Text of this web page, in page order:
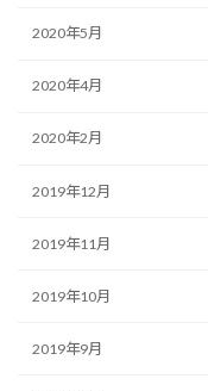
2020年5月
2020年4月
2020年2月
2019年12月
2019年11月
2019年10月
2019年9月